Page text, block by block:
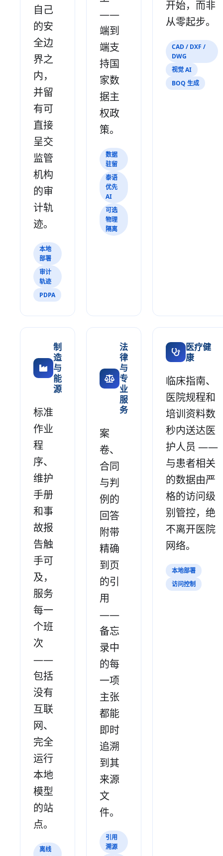
自己
的安
全边
界之
内，
并留
有可
直接
呈交
监管
机构
的审
计轨
迹。
本地
部署
审计
轨迹
PDPA
——
端到
端支
持国
家数
据主
权政
策。
数据
驻留
泰语
优先
AI
可选
物理
隔离
开始，而非
从零起步。
CAD / DXF /
DWG
视觉 AI
BOQ 生成
制
造
与
能
源
标准
作业
程
序、
维护
手册
和事
故报
告触
手可
及，
服务
每一
个班
次
——
包括
没有
互联
网、
完全
运行
本地
模型
的站
点。
离线
法
律
与
专
业
服
务
案
卷、
合同
与判
例的
回答
附带
精确
到页
的引
用
——
备忘
录中
的每
一项
主张
都能
即时
追溯
到其
来源
文
件。
引用
溯源
医疗健
康
临床指南、
医院规程和
培训资料数
秒内送达医
护人员 ——
与患者相关
的数据由严
格的访问级
别管控，绝
不离开医院
网络。
本地部署
访问控制